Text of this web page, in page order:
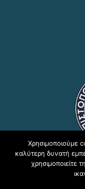
Copyright ©
Χρησιμοποιούμε
καλύτερη δυνατή
χρησιμοποιείτε